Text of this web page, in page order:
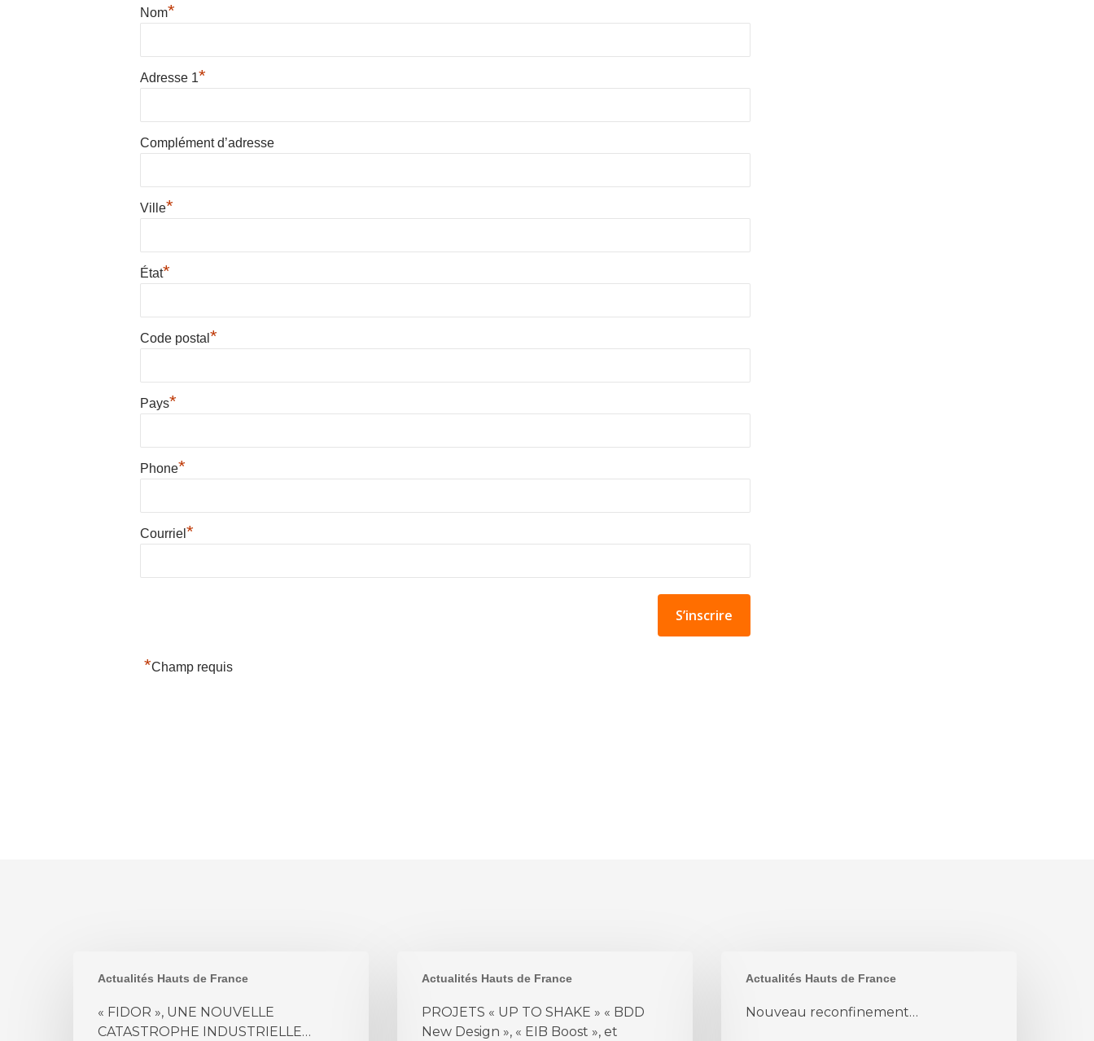
Nom*
Adresse 1*
Complément d’adresse
Ville*
État*
Code postal *
Pays*
Phone*
Courriel *
*Champ requis
Actualités Hauts de France
FIDOR
« FIDOR », UNE NOUVELLE
CATASTROPHE INDUSTRIELLE…
Actualités Hauts de France
PROJETS « UP TO SHAKE » « BDD
New Design », « EIB Boost », et
Actualités Hauts de France
reconfinement…
Nouveau reconfinement…